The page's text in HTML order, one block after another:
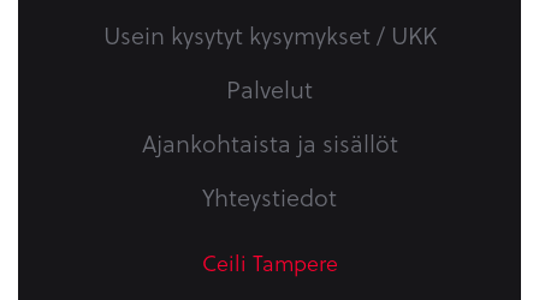
Usein kysytyt kysymykset / UKK
Palvelut
Ajankohtaista ja sisällöt
Yhteystiedot
Ceili Tampere